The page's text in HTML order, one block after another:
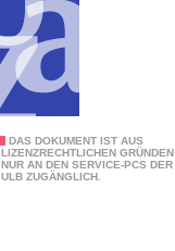
DAS DOKUMENT IST AUS
LIZENZRECHTLICHEN GRÜNDEN
NUR AN DEN SERVICE-PCS DER
ULB ZUGÄNGLICH.